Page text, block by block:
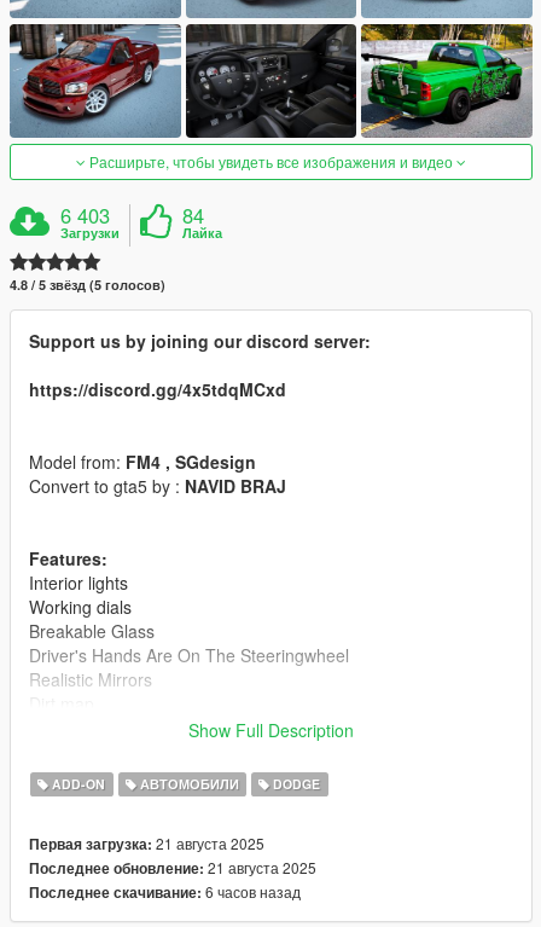
Расширьте, чтобы увидеть все изображения и видео
6 403
Загрузки
84
Лайка
4.8 / 5 звёзд (5 голосов)
Support us by joining our discord server:
https://discord.gg/4x5tdqMCxd
Model from: FM4 , SGdesign
Convert to gta5 by : NAVID BRAJ
Features:
Interior lights
Working dials
Breakable Glass
Driver's Hands Are On The Steeringwheel
Realistic Mirrors
EU Plates / US Plates
Tintable Windows
LODS:
L0: V=146k P=167k
L1: V=86K P=88K
Show Full Description
ADD-ON АВТОМОБИЛИ DODGE
Первая загрузка: 21 августа 2025
Последнее обновление: 21 августа 2025
Последнее скачивание: 6 часов назад